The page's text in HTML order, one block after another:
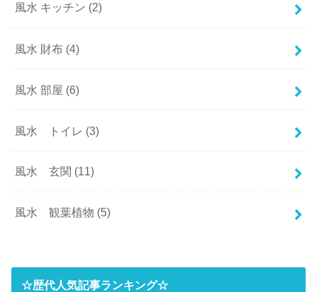
風水 キッチン (2)
風水 財布 (4)
風水 部屋 (6)
風水 トイレ (3)
風水 玄関 (11)
風水 観葉植物 (5)
☆歴代人気記事ランキング☆